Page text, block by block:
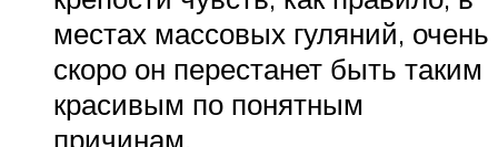
местах массовых гуляний, очень
скоро он перестанет быть таким
красивым по понятным
причинам.